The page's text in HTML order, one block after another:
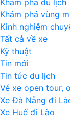
Khám phá du lịch
Khám phá vùng
Kinh nghiệm
Tất cả về xe
Kỹ thuật
Tin mới
Tin tức du lịch
Vé xe open tour,
Xe Đà Nẵng đi
Xe Huế đi Lào